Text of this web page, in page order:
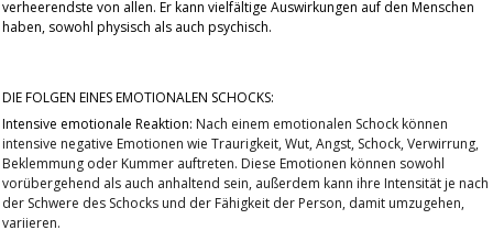
verheerendste von allen. Er kann vielfältige Auswirkungen auf den Menschen
haben, sowohl physisch als auch psychisch.
DIE FOLGEN EINES EMOTIONALEN SCHOCKS:
Intensive emotionale Reaktion: Nach einem emotionalen Schock können
intensive negative Emotionen wie Traurigkeit, Wut, Angst, Schock, Verwirrung,
Beklemmung oder Kummer auftreten. Diese Emotionen können sowohl
vorübergehend als auch anhaltend sein, außerdem kann ihre Intensität je nach
der Schwere des Schocks und der Fähigkeit der Person, damit umzugehen,
variieren.